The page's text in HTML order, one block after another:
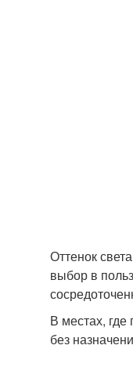
Оттенок
выбор в
В местах,
без